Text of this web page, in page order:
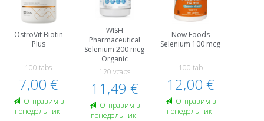
OstroVit Biotin
Plus
100 tabs
7,00 €
Oтправим в
понедельник!
WISH
Pharmaceutical
Selenium 200 mcg
Organic
120 vcaps
11,49 €
Oтправим в
понедельник!
Now Foods
Selenium 100 mcg
100 tab
12,00 €
Oтправим в
понедельник!